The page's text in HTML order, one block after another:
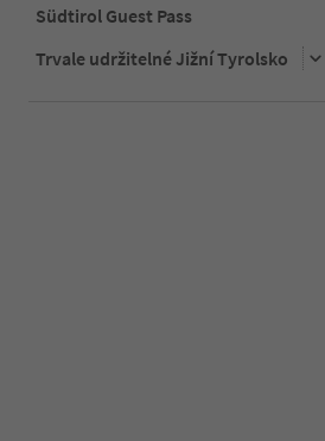
Südtirol Guest Pass
Trvale udržitelné Jižní Tyrolsko